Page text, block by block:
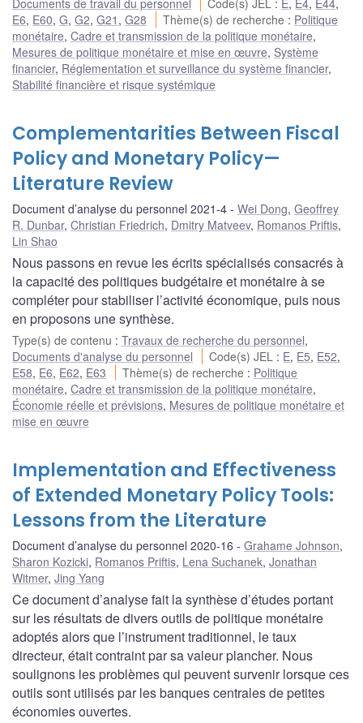
E6, E60, G, G2, G21 , G28 Thème(s) de recherche : Politique
monétaire, Cadre et transmission de la politique monétaire,
Mesures de politique monétaire et mise en œuvre, Système
financier, Réglementation et surveillance du système financier,
Stabilité financière et risque systémique
Complementarities Between Fiscal
Policy and Monetary Policy—
Literature Review
Document d’analyse du personnel 2021-4 Wei Dong, Geoffrey
R. Dunbar, Christian Friedrich, Dmitry Matveev, Romanos Priftis,
Lin Shao
Nous passons en revue les écrits spécialisés consacrés à
la capacité des politiques budgétaire et monétaire à se
compléter pour stabiliser l’activité économique, puis nous
en proposons une synthèse.
Type(s) de contenu : Travaux de recherche du personnel,
Documents d'analyse du personnel
Code(s) JEL : E, E5, E52,
E58, E6, E62, E63 Thème(s) de recherche : Politique
monétaire, Cadre et transmission de la politique monétaire,
Économie réelle et prévisions, Mesures de politique monétaire et
mise en œuvre
Implementation and Effectiveness
of Extended Monetary Policy Tools:
Lessons from the Literature
Document d’analyse du personnel 2020-16 Grahame Johnson,
Sharon Kozicki, Romanos Priftis, Lena Suchanek, Jonathan
Witmer, Jing Yang
Ce document d’analyse fait la synthèse d’études portant
sur les résultats de divers outils de politique monétaire
adoptés alors que l’instrument traditionnel, le taux
directeur, était contraint par sa valeur plancher. Nous
soulignons les problèmes qui peuvent survenir lorsque ces
outils sont utilisés par les banques centrales de petites
économies ouvertes.